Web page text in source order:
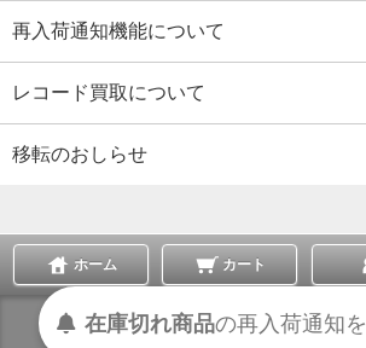
再入荷通知機能について
レコード買取について
移転のおしらせ
ホーム カート
表示切替 :スマートフォン|
在庫切れ商品の再入荷通知を